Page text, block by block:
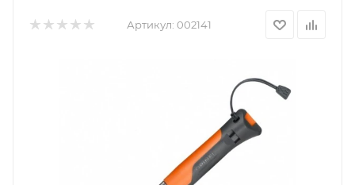
Артикул: 002141